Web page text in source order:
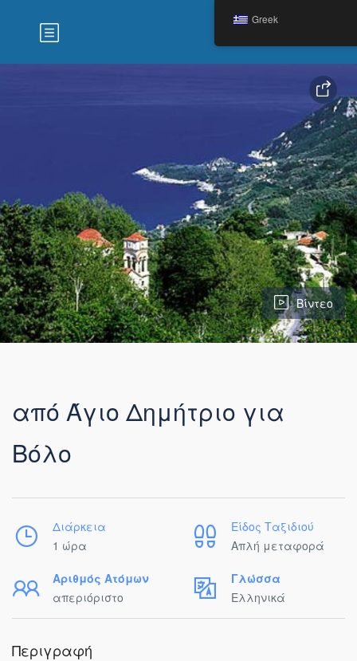
Βίντεο
από Άγιο Δημήτριο για
Βόλο
Διάρκεια
1 ώρα
Είδος Ταξιδιού
Απλή μεταφορά
Αριθμός Ατόμων
απεριόριστο
Γλώσσα
Ελληνικά
Περιγραφή
Greek